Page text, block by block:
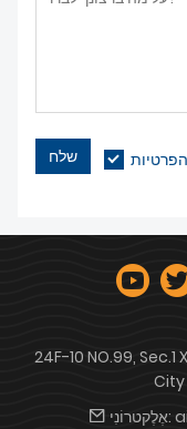
שלח
24F-10 NO.99,
City
אֶלֶקטרוֹנִי: